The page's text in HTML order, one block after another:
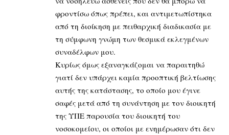
φροντίσω όπως πρέπει, και αντιμετωπίστηκα
από τη διοίκηση με πειθαρχική διαδικασία με
τη σύμφωνη γνώμη των θεσμικά εκλεγμένων
συναδέλφων μου.
Κυρίως όμως εξαναγκάζομαι να παραιτηθώ
γιατί δεν υπάρχει καμία προοπτική βελτίωσης
αυτής της κατάστασης, το οποίο μου έγινε
σαφές μετά από τη συνάντηση με τον διοικητή
της ΥΠΕ παρουσία του διοικητή του
νοσοκομείου, οι οποίοι με ενημέρωσαν ότι δεν